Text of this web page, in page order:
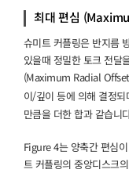
최대 편심
슈미트 커플링은 반지름
있을때 정밀한 토크 전달
(Maximum Radial
이/깊이 등에 의해 결정
만큼을 더한 합과 같습니
Figure 4는 양축간 편심
트 커플링의 중앙디스크